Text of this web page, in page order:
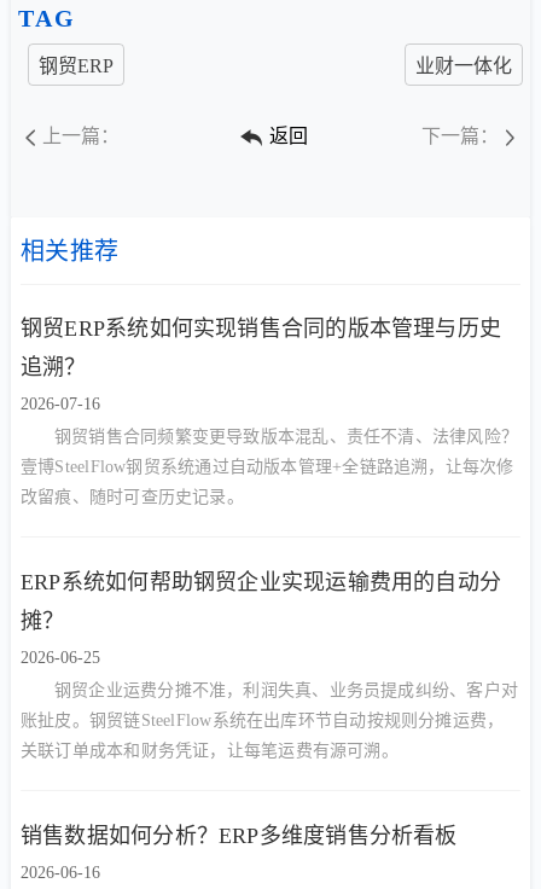
TAG
钢贸ERP 业财一体化
上一篇： 返回 下一篇：
相关推荐
钢贸ERP系统如何实现销售合同的版本管理与历史
追溯？
2026-07-16
钢贸销售合同频繁变更导致版本混乱、责任不清、法律风险？
壹博SteelFlow钢贸系统通过自动版本管理+全链路追溯，让每次修
改留痕、随时可查历史记录。
ERP系统如何帮助钢贸企业实现运输费用的自动分
摊？
2026-06-25
钢贸企业运费分摊不准，利润失真、业务员提成纠纷、客户对
账扯皮。钢贸链SteelFlow系统在出库环节自动按规则分摊运费，
关联订单成本和财务凭证，让每笔运费有源可溯。
销售数据如何分析？ERP多维度销售分析看板
2026-06-16